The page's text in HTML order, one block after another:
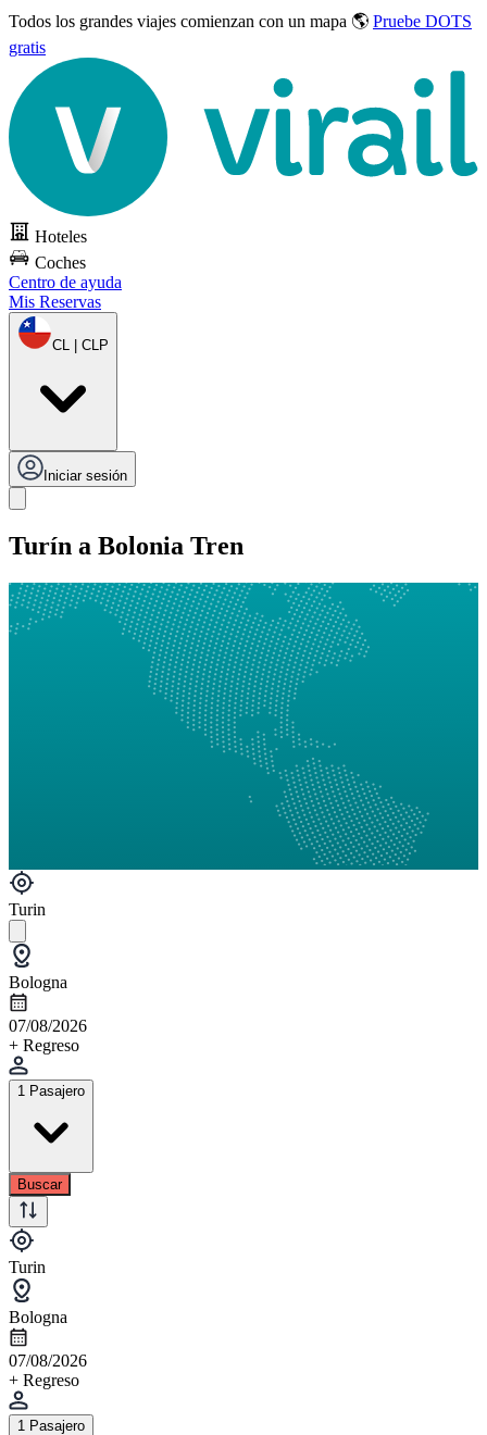
Todos los grandes viajes comienzan con un mapa 🌎 Pruebe DOTS
gratis
Hoteles
Coches
Centro de ayuda
Mis Reservas
CL | CLP
Iniciar sesión
Turín a Bolonia Tren
Turin
Bologna
07/08/2026
+ Regreso
1 Pasajero
Buscar
Turin
Bologna
07/08/2026
+ Regreso
1 Pasajero